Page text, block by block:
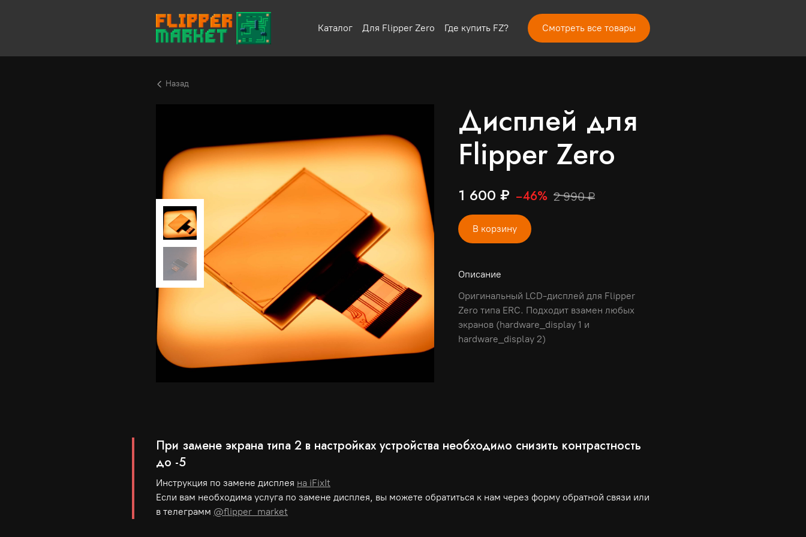
Каталог Для Flipper Zero Где купить FZ? Смотреть все товары
Назад
Дисплей для
Flipper Zero
1 600 ₽ −46% 2 990 ₽
В корзину
Описание
Оригинальный LCD-дисплей для Flipper
Zero типа ERC. Подходит взамен любых
экранов (hardware_display 1 и
hardware_display 2)
При замене экрана типа 2 в настройках устройства необходимо снизить контрастность
до -5
Инструкция по замене дисплея на iFixIt
Если вам необходима услуга по замене дисплея, вы можете обратиться к нам через форму обратной связи или
в телеграмм @flipper_market